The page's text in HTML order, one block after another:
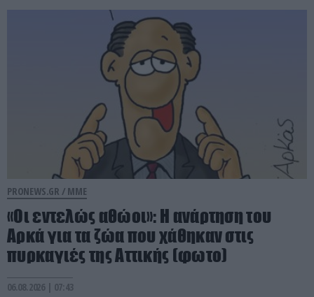
PRONEWS.GR / ΜΜΕ
«Οι εντελώς αθώοι»: Η ανάρτηση του
Αρκά για τα ζώα που χάθηκαν στις
πυρκαγιές της Αττικής (φωτο)
06.08.2026 | 07:43